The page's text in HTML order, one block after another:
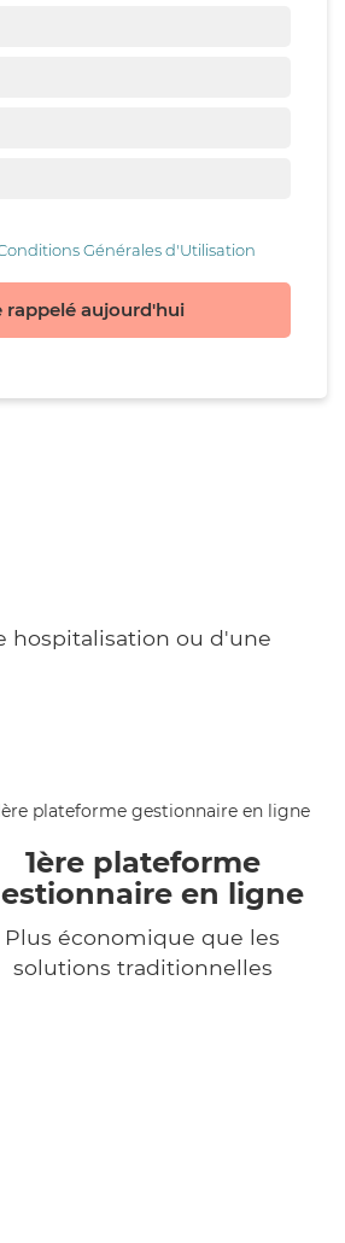
Générales d'Utilisation
rappelé aujourd'hui
hospitalisation ou d'une
1ère plateforme
en ligne
Plus économique que les
solutions traditionnelles